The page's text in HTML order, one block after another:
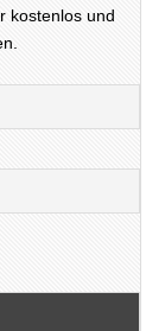
kostenlos und